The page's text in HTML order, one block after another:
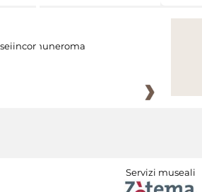
Servizi museali